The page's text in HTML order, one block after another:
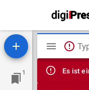
1
Viewer
Es ist